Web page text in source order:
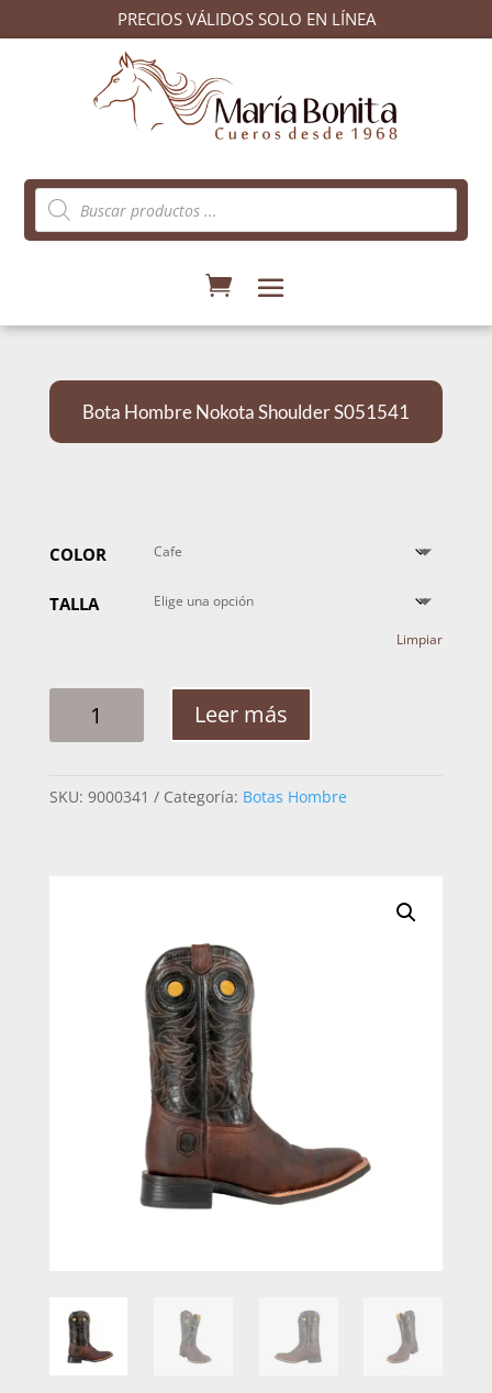
PRECIOS VÁLIDOS SOLO EN LÍNEA
Búsqueda
de
productos
Bota Hombre Nokota Shoulder S051541
COLOR
TALLA
Limpiar
HOMBRE
S051541
Leer más
SKU: 9000341 Categoría: Botas Hombre